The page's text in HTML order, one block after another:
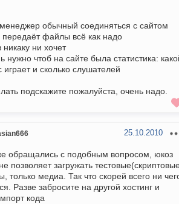
обычный соединяться с сайтом
файлы всё как надо
ни хочет
нужно чтоб на сайте была статистика:
играет и сколько слушателей
подскажите пожалуйста, очень надо.
25.10.2010
обращались с подобным вопросом, юкоз
позволяет загружать
только медиа. Так что скорей всего ни
Разве забросите на другой хостинг и
кода